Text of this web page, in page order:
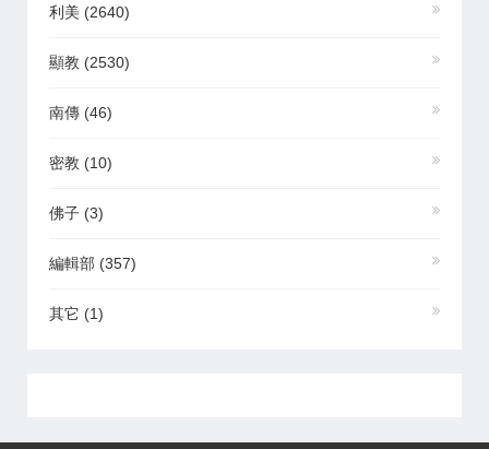
利美 (2640)
顯教 (2530)
南傳 (46)
密教 (10)
佛子 (3)
編輯部 (357)
其它 (1)